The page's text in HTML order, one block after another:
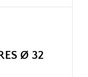
Ø 32